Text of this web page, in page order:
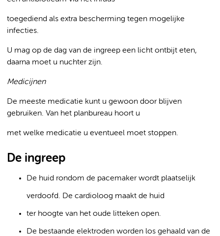
toegediend als extra bescherming tegen mogelijke
infecties.
U mag op de dag van de ingreep een licht ontbijt eten,
daarna moet u nuchter zijn.
Medicijnen
De meeste medicatie kunt u gewoon door blijven
gebruiken. Van het planbureau hoort u
met welke medicatie u eventueel moet stoppen.
De ingreep
De huid rondom de pacemaker wordt plaatselijk
verdoofd. De cardioloog maakt de huid
ter hoogte van het oude litteken open.
De bestaande elektroden worden los gehaald van de